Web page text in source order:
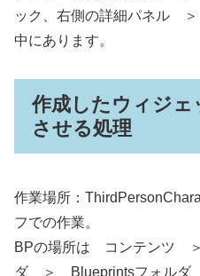
ック、右側の詳細パネル
中にあります。
作成したウィジェ
させる処理
作業場所：
フでの作業。
BPの場所は コンテンツ
ダ ＞ Blueprintsフォルダ